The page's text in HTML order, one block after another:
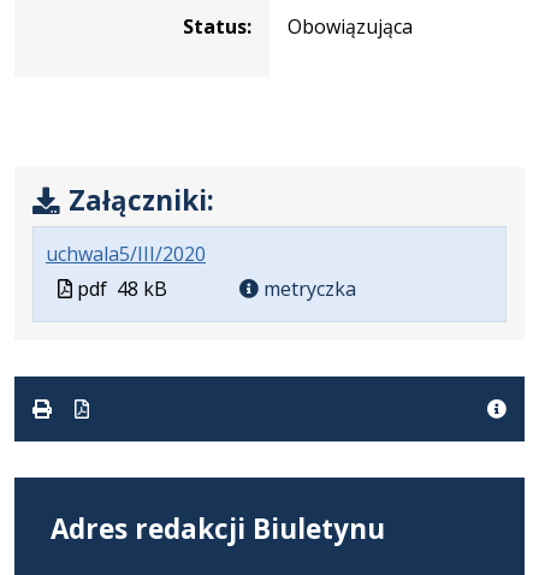
Status:
Obowiązująca
Załączniki:
uchwala5/III/2020
Rozmiar
Otwiera
Plik
w
pdf 48 kB metryczka
Adres redakcji Biuletynu